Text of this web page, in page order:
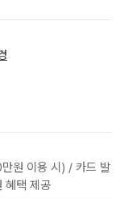
원 이용 시) / 카드 발
혜택 제공